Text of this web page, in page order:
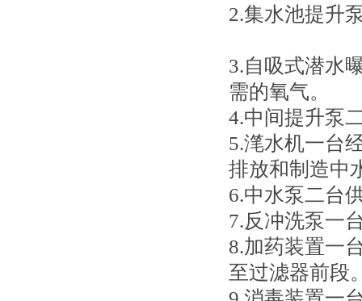
2.集水池提升
3.自吸式潜水
需的氧气。
4.中间提升泵
5.滗水机一台
排放和制造中
6.中水泵二台
7.反冲洗泵一
8.加药装置一
至过滤器前段